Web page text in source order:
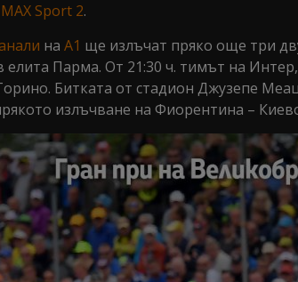
MAX Sport 2.
на А1 ще излъчат пряко още три
Парма. От 21:30 ч. тимът на Интер,
Битката от стадион Джузепе
излъчване на Фиорентина –